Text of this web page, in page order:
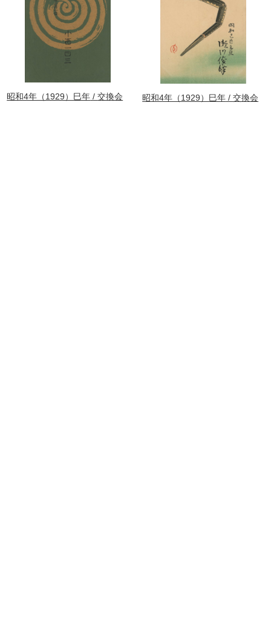
昭和4年（1929）巳年 交換会 昭和4年（1929）巳年 交換会